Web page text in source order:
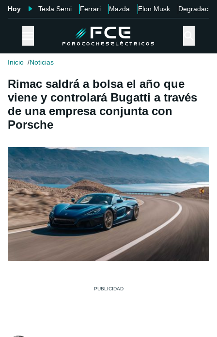
Hoy Tesla Semi Ferrari Mazda Elon Musk Degradación
Inicio Noticias
Rimac saldrá a bolsa el año que
viene y controlará Bugatti a través
de una empresa conjunta con
Porsche